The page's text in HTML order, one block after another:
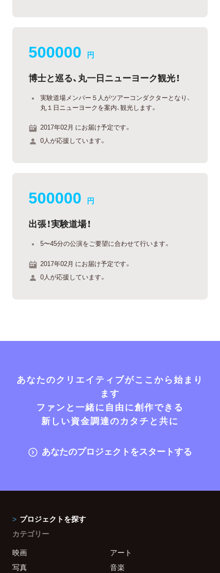
500000 円
博士と巡る、丸一日ニューヨーク観光！
実験道場メンバー５人がツアーコンダクターとなり、
丸１日ニューヨークを案内、観光します。
2017年02月 にお届け予定です。
0人が応援しています。
500000 円
出張！実験道場！
5〜45分の公演をご要望に合わせて行います。
2017年02月 にお届け予定です。
0人が応援しています。
あなたのクリエイティブがここから始まり
ます
ファンと一緒に自由に創作できる
新しい資金調達のカタチと共に
あなたのプロジェクトをスタートする
プロジェクトを探す
カテゴリー
映画
アート
写真
音楽